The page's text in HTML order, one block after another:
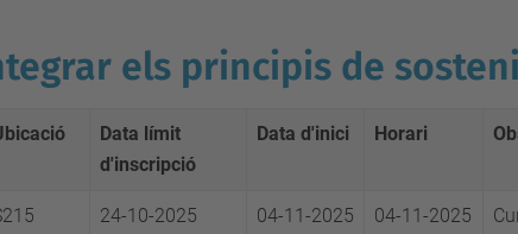
els principis de
Data límit
d'inscripció
Data d'inici Horari
24-10-2025 04-11-2025
04-11-2025